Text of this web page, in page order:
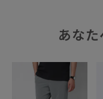
あな